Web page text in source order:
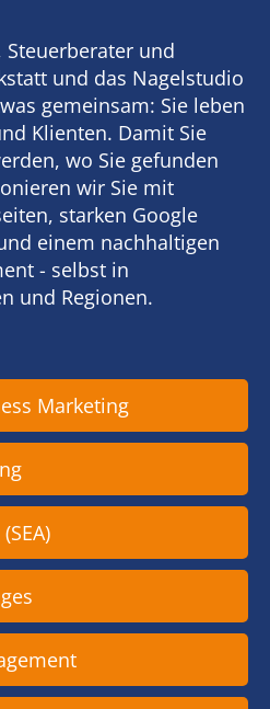
Steuerberater und
und das Nagelstudio
gemeinsam: Sie leben
Klienten. Damit Sie
wo Sie gefunden
wir Sie mit
starken Google
einem nachhaltigen
- selbst in
und Regionen.
Marketing